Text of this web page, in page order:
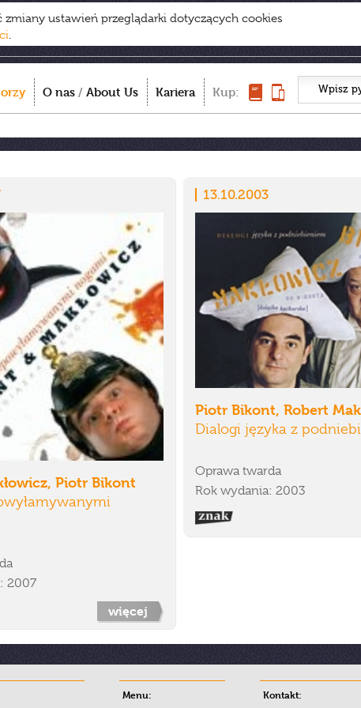
ustawień przeglądarki dotyczących cookies
.
O nas / About Us Kariera Kup:
Piotr Bikont
2007
więcej
13.10.2003
Piotr Bikont, Robert
Dialogi języka z
Oprawa twarda
Rok wydania: 2003
Menu: Kontakt: